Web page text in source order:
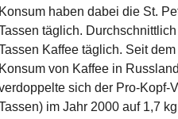
Konsum haben dabei die St.
täglich.
Kaffee täglich. Seit
Konsum von Kaffee in
sich der Pro-Kopf-
im Jahr 2000 auf 1,7